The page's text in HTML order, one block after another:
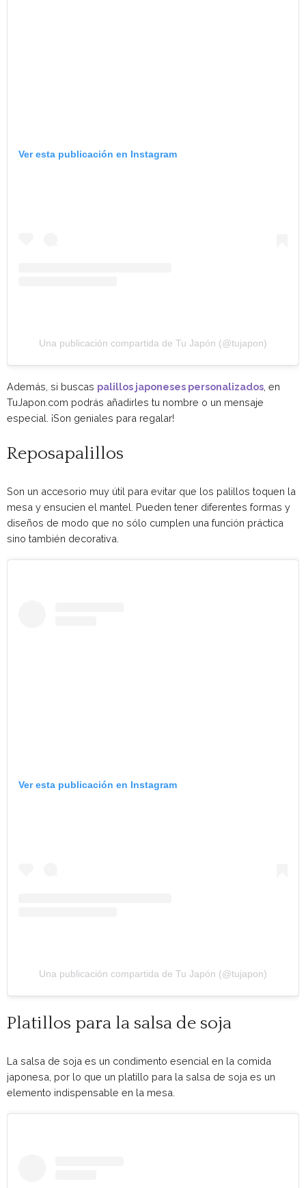
Ver esta publicación en Instagram
Una publicación compartida de Tu Japón (@tujapon)
Además, si buscas palillos japoneses personalizados, en
TuJapon.com podrás añadirles tu nombre o un mensaje
especial. ¡Son geniales para regalar!
Reposapalillos
Son un accesorio muy útil para evitar que los palillos toquen la
mesa y ensucien el mantel. Pueden tener diferentes formas y
diseños de modo que no sólo cumplen una función práctica
sino también decorativa.
Ver esta publicación en Instagram
Una publicación compartida de Tu Japón (@tujapon)
Platillos para la salsa de soja
La salsa de soja es un condimento esencial en la comida
japonesa, por lo que un platillo para la salsa de soja es un
elemento indispensable en la mesa.